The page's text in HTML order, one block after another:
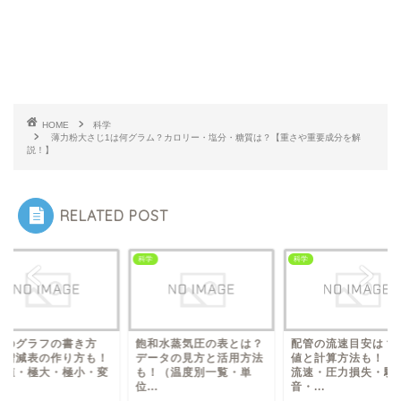
HOME
科学
薄力粉大さじ1は何グラム？カロリー・塩分・糖質は？【重さや重要成分を解
説！】
RELATED POST
のグラフの書き方
増減表の作り方も！
値・極大・極小・変
科学
飽和水蒸気圧の表とは？
データの見方と活用方法
も！（温度別一覧・単
位...
科学
配管の流速目安は？
値と計算方法も！（
流速・圧力損失・騒
音・...